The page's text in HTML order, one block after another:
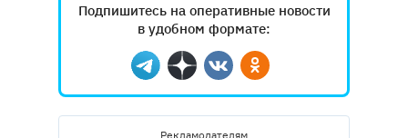
Подпишитесь на оперативные новости
в удобном формате:
Telegram
ДзенВконтактеОдноклассники
Рекламодателям